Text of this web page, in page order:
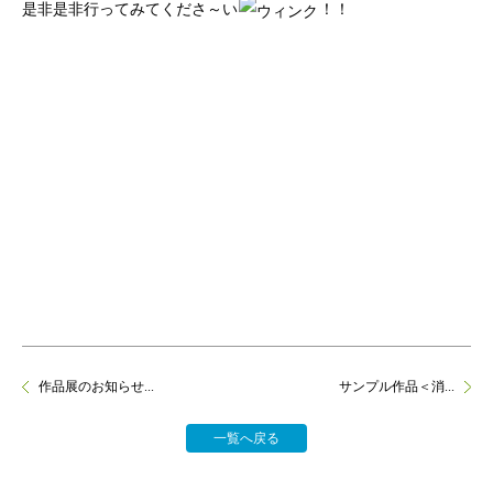
是非是非行ってみてくださ～い ！！
作品展のお知らせ...
一覧へ戻る
サンプル作品＜消...